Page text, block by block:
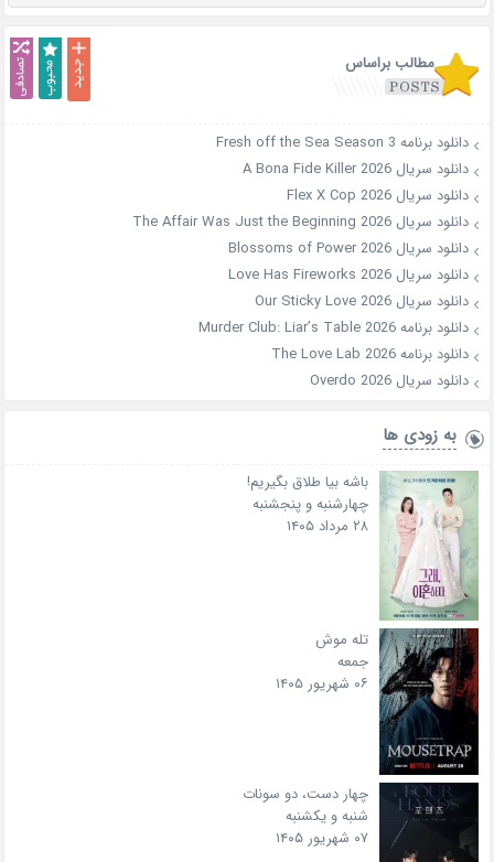
مطالب براساس
دانلود برنامه Fresh off the Sea Season 3
دانلود سریال A Bona Fide Killer 2026
دانلود سریال Flex X Cop 2026
دانلود سریال The Affair Was Just the Beginning 2026
دانلود سریال Blossoms of Power 2026
دانلود سریال Love Has Fireworks 2026
دانلود سریال Our Sticky Love 2026
دانلود برنامه Murder Club: Liar’s Table 2026
دانلود برنامه The Love Lab 2026
دانلود سریال Overdo 2026
به زودی ها
باشه بیا طلاق بگیریم!
چهارشنبه و پنجشنبه
۲۸ مرداد ۱۴۰۵
تله موش
جمعه
۰۶ شهریور ۱۴۰۵
چهار دست، دو سونات
شنبه و یکشنبه
۰۷ شهریور ۱۴۰۵